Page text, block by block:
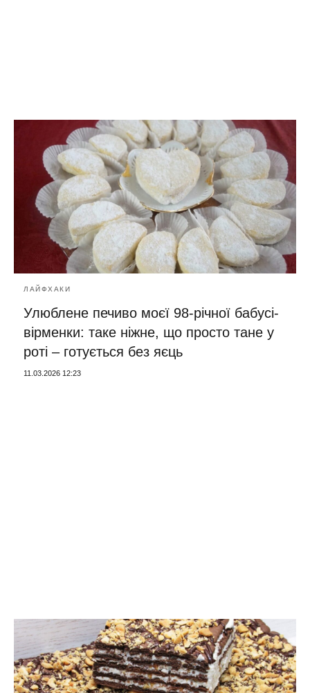
ЛАЙФХАКИ
Улюблене печиво моєї 98-річної бабусі-
вірменки: таке ніжне, що просто тане у
роті – готується без яєць
11.03.2026 12:23